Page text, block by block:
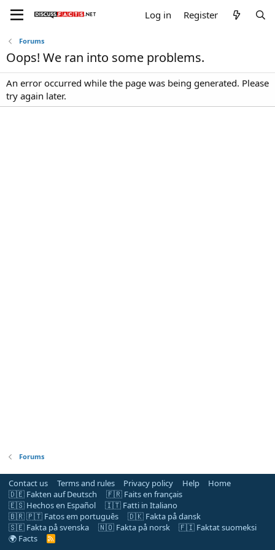
Log in Register
Forums
Oops! We ran into some problems.
An error occurred while the page was being generated. Please
try again later.
Forums
Contact us Terms and rules Privacy policy Help
Home
🇩🇪 Fakten auf Deutsch
🇫🇷 Faits en français
🇪🇸 Hechos en Español
🇮🇹 Fatti in Italiano
🇧🇷 🇵🇹 Fatos em português
🇩🇰 Fakta på dansk
🇸🇪 Fakta på svenska
🇳🇴 Fakta på norsk
🇫🇮 Faktat suomeksi
🌍 Facts
R